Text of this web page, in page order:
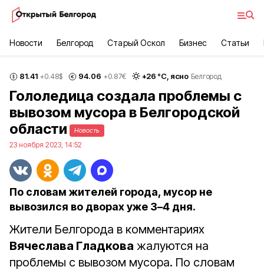
Новости Белгород Старый Оскол Бизнес Статьи
81.41 +0.48$ 94.06 +0.87€ +26 °С, ясно Белгород
Гололедица создала проблемы с
вывозом мусора в Белгородской
области
Новость
23 ноября 2023, 14:52
По словам жителей города, мусор не
вывозился во дворах уже 3–4 дня.
Жители Белгорода в комментариях
Вячеслава Гладкова жалуются на
проблемы с вывозом мусора. По словам